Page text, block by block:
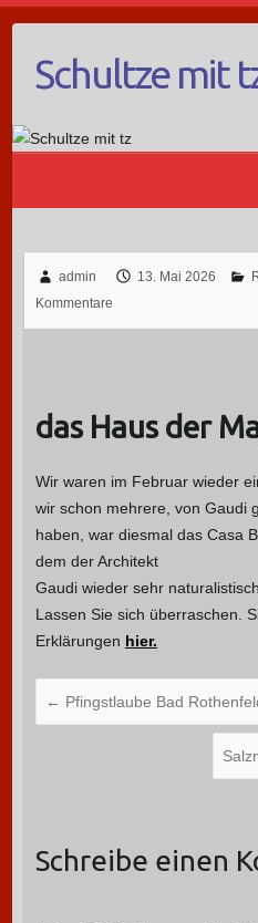
Schultze mit
admin 13. Mai 2026
Kommentare
das Haus der
Wir waren im Februar wieder
wir schon mehrere, von Gaudi
haben, war diesmal das Casa
dem der Architekt
Gaudi wieder sehr
Lassen Sie sich überraschen.
Erklärungen hier.
← Pfingstlaube Bad
Schreibe einen